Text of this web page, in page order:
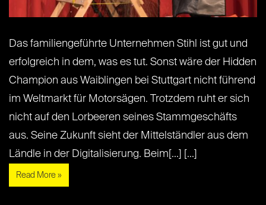
Das familiengeführte Unternehmen Stihl ist gut und
erfolgreich in dem, was es tut. Sonst wäre der Hidden
Champion aus Waiblingen bei Stuttgart nicht führend
im Weltmarkt für Motorsägen. Trotzdem ruht er sich
nicht auf den Lorbeeren seines Stammgeschäfts
aus. Seine Zukunft sieht der Mittelständler aus dem
Ländle in der Digitalisierung. Beim[...] [...]
Read More »